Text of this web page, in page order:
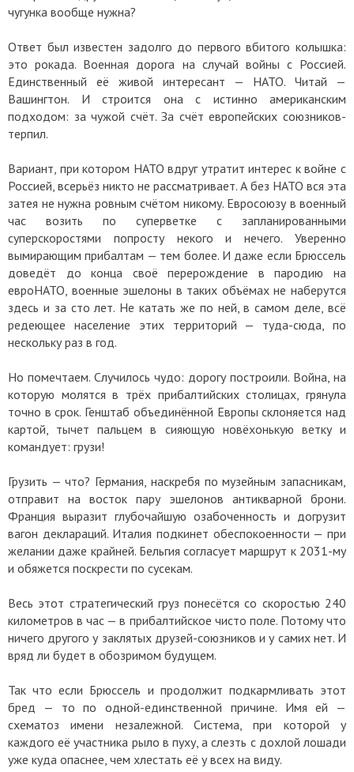
чугунка вообще нужна?
Ответ был известен задолго до первого вбитого колышка:
это рокада. Военная дорога на случай войны с Россией.
Единственный её живой интересант — НАТО. Читай —
Вашингтон. И строится она с истинно американским
подходом: за чужой счёт. За счёт европейских союзников-
терпил.
Вариант, при котором НАТО вдруг утратит интерес к войне с
Россией, всерьёз никто не рассматривает. А без НАТО вся эта
затея не нужна ровным счётом никому. Евросоюзу в военный
час возить по суперветке с запланированными
суперскоростями попросту некого и нечего. Уверенно
вымирающим прибалтам — тем более. И даже если Брюссель
доведёт до конца своё перерождение в пародию на
евроНАТО, военные эшелоны в таких объёмах не наберутся
здесь и за сто лет. Не катать же по ней, в самом деле, всё
редеющее население этих территорий — туда-сюда, по
нескольку раз в год.
Но помечтаем. Случилось чудо: дорогу построили. Война, на
которую молятся в трёх прибалтийских столицах, грянула
точно в срок. Генштаб объединённой Европы склоняется над
картой, тычет пальцем в сияющую новёхонькую ветку и
командует: грузи!
Грузить — что? Германия, наскребя по музейным запасникам,
отправит на восток пару эшелонов антикварной брони.
Франция выразит глубочайшую озабоченность и догрузит
вагон деклараций. Италия подкинет обеспокоенности — при
желании даже крайней. Бельгия согласует маршрут к 2031-му
и обяжется поскрести по сусекам.
Весь этот стратегический груз понесётся со скоростью 240
километров в час — в прибалтийское чисто поле. Потому что
ничего другого у заклятых друзей-союзников и у самих нет. И
вряд ли будет в обозримом будущем.
Так что если Брюссель и продолжит подкармливать этот
бред — то по одной-единственной причине. Имя ей —
схематоз имени незалежной. Система, при которой у
каждого её участника рыло в пуху, а слезть с дохлой лошади
уже куда опаснее, чем хлестать её у всех на виду.